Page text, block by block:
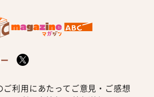
ご利用にあたって ご意見・ご感想